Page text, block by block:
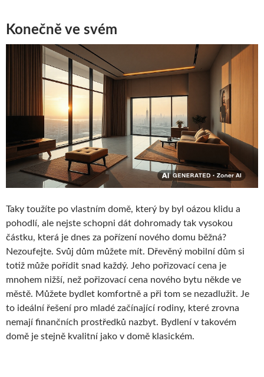
Konečně ve svém
Taky toužíte po vlastním domě, který by byl oázou klidu a
pohodlí, ale nejste schopni dát dohromady tak vysokou
částku, která je dnes za pořízení nového domu běžná?
Nezoufejte. Svůj dům můžete mít. Dřevěný mobilní dům si
totiž může pořídit snad každý. Jeho pořizovací cena je
mnohem nižší, než pořizovací cena nového bytu někde ve
městě. Můžete bydlet komfortně a při tom se nezadlužit. Je
to ideální řešení pro mladé začínající rodiny, které zrovna
nemají finančních prostředků nazbyt. Bydlení v takovém
domě je stejně kvalitní jako v domě klasickém.